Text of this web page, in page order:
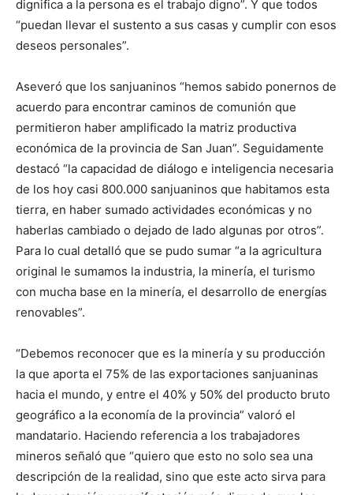
dignifica a la persona es el trabajo digno”. Y que todos
“puedan llevar el sustento a sus casas y cumplir con esos
deseos personales”.
Aseveró que los sanjuaninos “hemos sabido ponernos de
acuerdo para encontrar caminos de comunión que
permitieron haber amplificado la matriz productiva
económica de la provincia de San Juan”. Seguidamente
destacó “la capacidad de diálogo e inteligencia necesaria
de los hoy casi 800.000 sanjuaninos que habitamos esta
tierra, en haber sumado actividades económicas y no
haberlas cambiado o dejado de lado algunas por otros”.
Para lo cual detalló que se pudo sumar “a la agricultura
original le sumamos la industria, la minería, el turismo
con mucha base en la minería, el desarrollo de energías
renovables”.
“Debemos reconocer que es la minería y su producción
la que aporta el 75% de las exportaciones sanjuaninas
hacia el mundo, y entre el 40% y 50% del producto bruto
geográfico a la economía de la provincia” valoró el
mandatario. Haciendo referencia a los trabajadores
mineros señaló que “quiero que esto no solo sea una
descripción de la realidad, sino que este acto sirva para